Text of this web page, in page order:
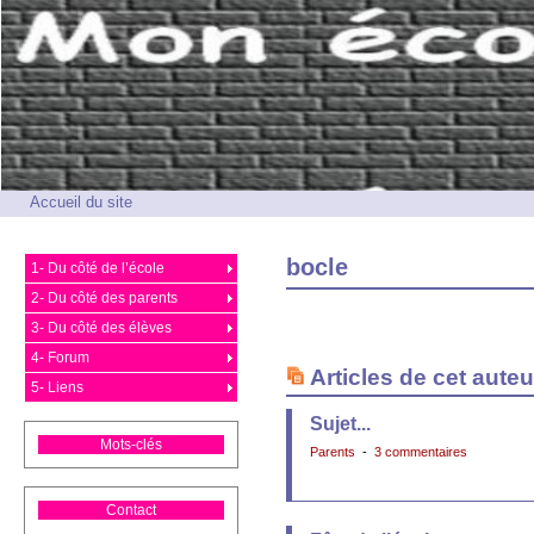
Accueil du site
bocle
Articles de cet
Sujet...
Parents - 3 commentaires
1- Du côté de l’école
2- Du côté des parents
3- Du côté des élèves
4- Forum
5- Liens
Mots-clés
Contact